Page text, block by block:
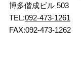
博多偕成ビル 503
TEL:092-473-1261
FAX:092-473-1262